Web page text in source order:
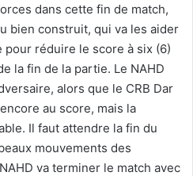
dans cette fin de match,
bien construit, qui va les aider
réduire le score à six (6)
la fin de la partie. Le NAHD
alors que le CRB Dar
au score, mais la
Il faut attendre la fin du
mouvements des
va terminer le match avec